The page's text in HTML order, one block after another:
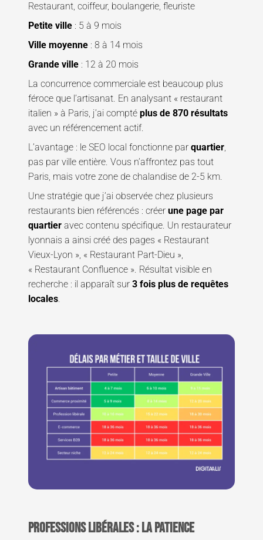
Restaurant, coiffeur, boulangerie, fleuriste
Petite ville : 5 à 9 mois
Ville moyenne : 8 à 14 mois
Grande ville : 12 à 20 mois
La concurrence commerciale est beaucoup plus
féroce que l’artisanat. En analysant « restaurant
italien » à Paris, j’ai compté plus de 870 résultats
avec un référencement actif.
L’avantage : le SEO local fonctionne par quartier,
pas par ville entière. Vous n’affrontez pas tout
Paris, mais votre zone de chalandise de 2-5 km.
Une stratégie que j’ai observée chez plusieurs
restaurants bien référencés : créer une page par
quartier avec contenu spécifique. Un restaurateur
lyonnais a ainsi créé des pages « Restaurant
Vieux-Lyon », « Restaurant Part-Dieu »,
« Restaurant Confluence ». Résultat visible en
recherche : il apparaît sur 3 fois plus de requêtes
locales.
Professions libérales : la patience